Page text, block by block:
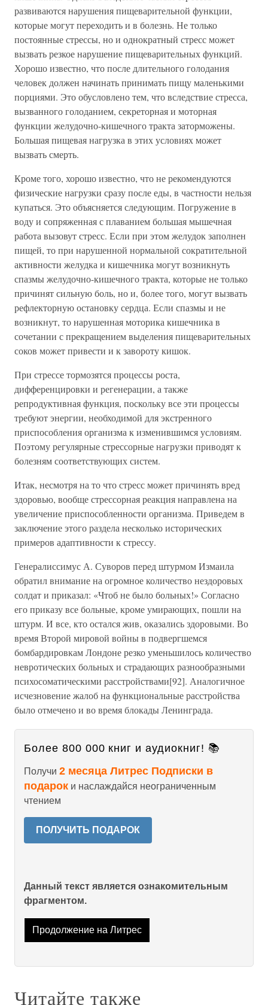
развиваются нарушения пищеварительной функции,
которые могут переходить и в болезнь. Не только
постоянные стрессы, но и однократный стресс может
вызвать резкое нарушение пищеварительных функций.
Хорошо известно, что после длительного голодания
человек должен начинать принимать пищу маленькими
порциями. Это обусловлено тем, что вследствие стресса,
вызванного голоданием, секреторная и моторная
функции желудочно-кишечного тракта заторможены.
Большая пищевая нагрузка в этих условиях может
вызвать смерть.
Кроме того, хорошо известно, что не рекомендуются
физические нагрузки сразу после еды, в частности нельзя
купаться. Это объясняется следующим. Погружение в
воду и сопряженная с плаванием большая мышечная
работа вызовут стресс. Если при этом желудок заполнен
пищей, то при нарушенной нормальной сократительной
активности желудка и кишечника могут возникнуть
спазмы желудочно-кишечного тракта, которые не только
причинят сильную боль, но и, более того, могут вызвать
рефлекторную остановку сердца. Если спазмы и не
возникнут, то нарушенная моторика кишечника в
сочетании с прекращением выделения пищеварительных
соков может привести и к завороту кишок.
При стрессе тормозятся процессы роста,
дифференцировки и регенерации, а также
репродуктивная функция, поскольку все эти процессы
требуют энергии, необходимой для экстренного
приспособления организма к изменившимся условиям.
Поэтому регулярные стрессорные нагрузки приводят к
болезням соответствующих систем.
Итак, несмотря на то что стресс может причинять вред
здоровью, вообще стрессорная реакция направлена на
увеличение приспособленности организма. Приведем в
заключение этого раздела несколько исторических
примеров адаптивности к стрессу.
Генералиссимус А. Суворов перед штурмом Измаила
обратил внимание на огромное количество нездоровых
солдат и приказал: «Чтоб не было больных!» Согласно
его приказу все больные, кроме умирающих, пошли на
штурм. И все, кто остался жив, оказались здоровыми. Во
время Второй мировой войны в подвергшемся
бомбардировкам Лондоне резко уменьшилось количество
невротических больных и страдающих разнообразными
психосоматическими расстройствами[92]. Аналогичное
исчезновение жалоб на функциональные расстройства
было отмечено и во время блокады Ленинграда.
Более 800 000 книг и аудиокниг! 📚
Получи 2 месяца Литрес Подписки в
подарок и наслаждайся неограниченным
чтением
ПОЛУЧИТЬ ПОДАРОК
Данный текст является ознакомительным
фрагментом.
Продолжение на Литрес
Читайте также